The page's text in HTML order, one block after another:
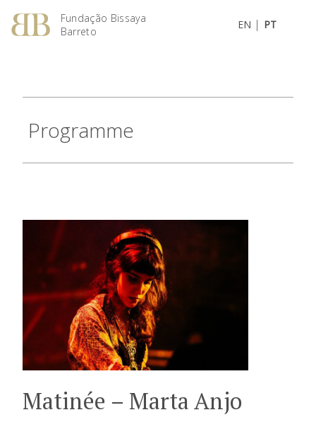
Fundação Bissaya
Barreto
EN | PT
Programme
Matinée – Marta Anjo